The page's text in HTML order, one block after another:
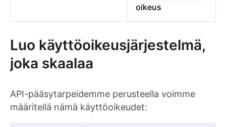
oikeus
Luo käyttöoikeusjärjestelmä,
joka skaalaa
API-pääsytarpeidemme perusteella voimme
määritellä nämä käyttöoikeudet: